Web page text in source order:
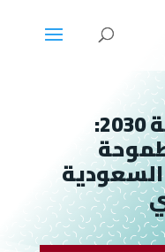
الاستثمار في رؤية 2030: